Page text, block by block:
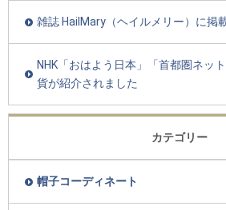
雑誌 HailMary（ヘイルメリー）に掲
NHK「おはよう日本」「首都圏ネッ
貨が紹介されました
カテゴリー
帽子コーディネート